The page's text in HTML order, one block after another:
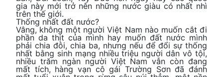
gia này mới trở nên những nước giàu có nhất nhì
trên thế giới.
Thống nhất đất nước?
Vâng, không một người Việt Nam nào muốn cắt đi
phần da thịt của mình hay muốn đất nước mình
phải chia đôi, chia ba, nhưng nếu để đổi sự thống
nhất bằng sinh mạng nhiều triệu người dân vô tội,
nhiều trăm ngàn người Việt Nam vẫn còn đang
mất tích, hàng vạn cô gái Trường Sơn đã đánh